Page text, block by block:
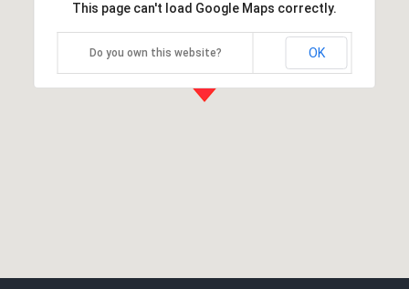
This page can't load Google Maps correctly.
Do you own this website? OK